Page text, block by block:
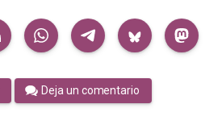
Deja un comentario